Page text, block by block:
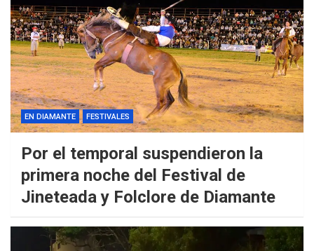
EN DIAMANTE FESTIVALES
Por el temporal suspendieron la
primera noche del Festival de
Jineteada y Folclore de Diamante